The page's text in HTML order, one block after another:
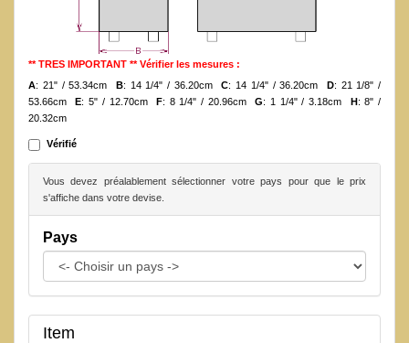
** TRES IMPORTANT ** Vérifier les mesures :
A: 21" / 53.34cm B: 14 1/4" / 36.20cmC: 14 1/4" / 36.20cm D: 21 1/8" /
53.66cmE: 5" / 12.70cmF: 8 1/4" / 20.96cmG: 1 1/4" / 3.18cm H: 8" /
20.32cm
Vérifié
Vous devez préalablement sélectionner votre pays pour que le prix
s'affiche dans votre devise.
Pays
Item